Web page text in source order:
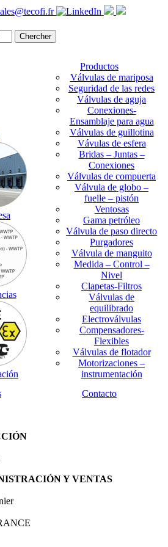
Productos
Válvulas de mariposa
Seguridad de las redes
Válvulas de aguja
Conexiones-
Ensamblaje para agua
Válvulas de guillotina
Vávulas de esfera
Bridas – Juntas –
Conexiones
Válvulas de compuerta
Válvula de globo –
fuelle – pistón
Ventosas
Gama petróleo
Válvula de paso directo
Purgadores
Válvula de manguito
Medida – Control –
Nivel
Clapetas-Filtros
Válvulas de
equilibrado
Electroválvulas
Compensadores-
Flexibles
Válvulas de flotador
Motorizaciones –
instrumentación
Contacto
Y VENTAS